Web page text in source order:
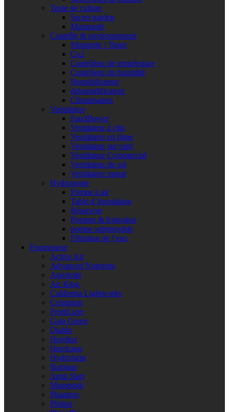
Tente de culture
Secret garden
Mammoth
Contrôle & environnement
Minuterie / Timer
Co2
Contrôleur de température
Contrôleur de humidité
Humidificateur
dehumidificateur
Climatisation
Ventilation
Fan/Blower
Ventilateur à clip
Ventilateur en ligne
Ventilateur sur pied
Ventilateur Commercial
Ventilateur de sol
Ventilateur mural
Hydroponie
Pompe à air
Table d’inondation
Réservoir
Pompes & Irrigation
pompe submersible
Filtration de l’eau
Fournisseur
Active Air
Advanced Nutrients
Agrobrite
Air King
California Lightworks
Centurion
FredtLizer
Gaia Green
Diablo
Hortilux
Hurricane
Hydrofarm
Iluminar
Jump Start
Mammoth
Phantom
Philips